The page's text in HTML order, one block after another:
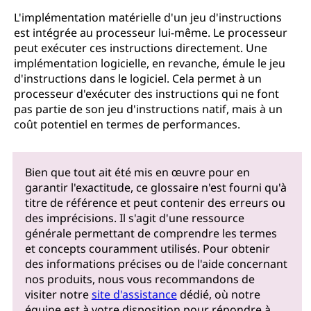
L'implémentation matérielle d'un jeu d'instructions
est intégrée au processeur lui-même. Le processeur
peut exécuter ces instructions directement. Une
implémentation logicielle, en revanche, émule le jeu
d'instructions dans le logiciel. Cela permet à un
processeur d'exécuter des instructions qui ne font
pas partie de son jeu d'instructions natif, mais à un
coût potentiel en termes de performances.
Bien que tout ait été mis en œuvre pour en
garantir l'exactitude, ce glossaire n'est fourni qu'à
titre de référence et peut contenir des erreurs ou
des imprécisions. Il s'agit d'une ressource
générale permettant de comprendre les termes
et concepts couramment utilisés. Pour obtenir
des informations précises ou de l'aide concernant
nos produits, nous vous recommandons de
visiter notresite d'assistancedédié, où notre